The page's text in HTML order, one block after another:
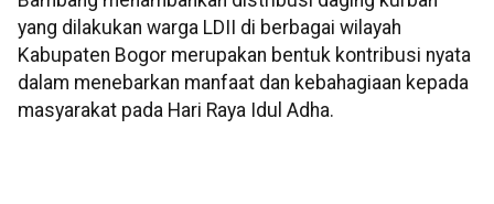
yang dilakukan warga LDII di berbagai wilayah
Kabupaten Bogor merupakan bentuk kontribusi nyata
dalam menebarkan manfaat dan kebahagiaan kepada
masyarakat pada Hari Raya Idul Adha.